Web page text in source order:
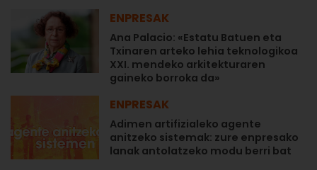
ENPRESAK
Ana Palacio: «Estatu Batuen eta
Txinaren arteko lehia teknologikoa
XXI. mendeko arkitekturaren
gaineko borroka da»
ENPRESAK
Adimen artifizialeko agente
anitzeko sistemak: zure enpresako
lanak antolatzeko modu berri bat